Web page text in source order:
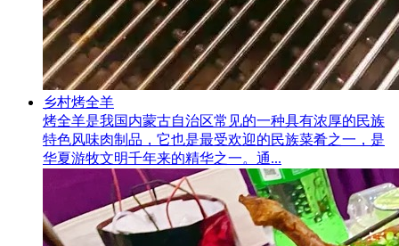
乡村烤全羊
烤全羊是我国内蒙古自治区常见的一种具有浓厚的民族
特色风味肉制品，它也是最受欢迎的民族菜肴之一，是
华夏游牧文明千年来的精华之一。通...